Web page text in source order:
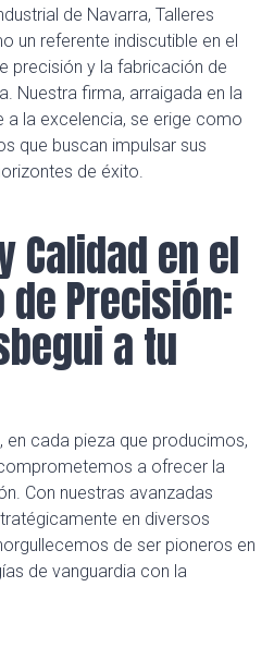
de Navarra, Talleres
un referente indiscutible en el
precisión y la fabricación de
Nuestra firma, arraigada en la
a la excelencia, se erige como
que buscan impulsar sus
de éxito.
Calidad en el
Precisión:
a tu
en cada pieza que producimos,
a ofrecer la
Con nuestras avanzadas
en diversos
de ser pioneros en
de vanguardia con la